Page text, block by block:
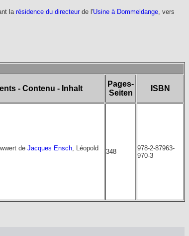
la résidence du directeurde l'Usine à Dommeldange, vers
- Contenu - Inhalt
Pages-
Seiten
ISBN
de Jacques Ensch , Léopold
348
978-2-87963-
970-3